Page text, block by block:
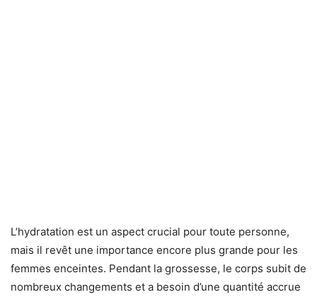
L’hydratation est un aspect crucial pour toute personne,
mais il revêt une importance encore plus grande pour les
femmes enceintes. Pendant la grossesse, le corps subit de
nombreux changements et a besoin d’une quantité accrue